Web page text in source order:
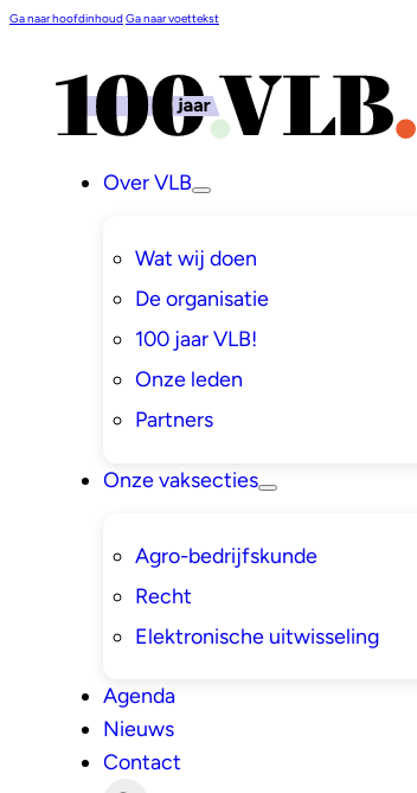
Ga naar hoofdinhoudGa naar voettekst
Over VLB
Wat wij doen
De organisatie
100 jaar VLB!
Onze leden
Partners
Onze vaksecties
Agro-bedrijfskunde
Recht
Elektronische uitwisseling
Agenda
Nieuws
Contact